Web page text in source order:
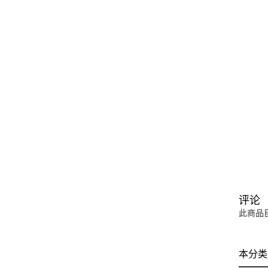
评论
此商品
本分